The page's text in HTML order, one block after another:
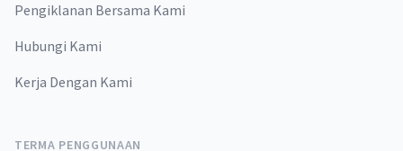
Pengiklanan Bersama Kami
Hubungi Kami
Kerja Dengan Kami
TERMA PENGGUNAAN